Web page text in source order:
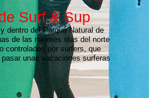
Surf & Sup
dentro del Parque Natural de
de las mejores olas del norte
controlados por surfers, que
unas vacaciones surferas